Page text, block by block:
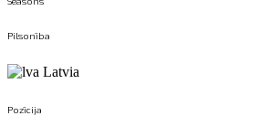
Pilsonība
Latvia
Pozīcija